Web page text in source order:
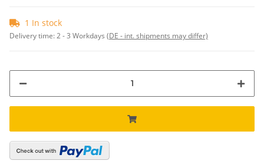
1 In stock
Delivery time:2 - 3 Workdays (DE - int. shipments may differ)